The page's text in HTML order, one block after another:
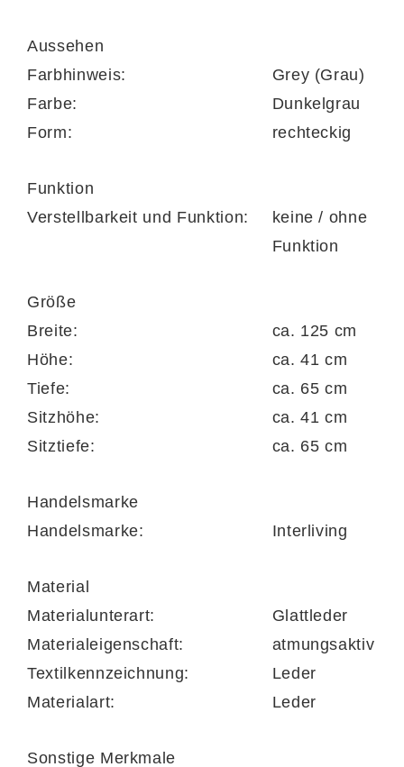
Durch seine klaren Linien und die
harmonische Form fügt er sich ideal in
ästhetisch zugleich.
Softer Sitzkomfort dank
hochwertigem Kaltschaum
eignet sich dadurch perfekt zum Relaxen
Aussehen
Farbhinweis:
Grey (Grau)
Farbe:
Dunkelgrau
Form:
rechteckig
Funktion
Verstellbarkeit und Funktion:
keine / ohne
Funktion
Größe
Breite:
ca. 125 cm
Höhe:
ca. 41 cm
Tiefe:
ca. 65 cm
Sitzhöhe:
ca. 41 cm
Sitztiefe:
ca. 65 cm
Handelsmarke
Handelsmarke:
Interliving
Material
Materialunterart:
Glattleder
Materialeigenschaft:
atmungsaktiv
Textilkennzeichnung:
Leder
Materialart:
Leder
Sonstige Merkmale